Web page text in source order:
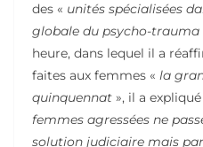
des « unités spécialisées
globale du psycho-trauma
heure, dans lequel il a
faites aux femmes « la
quinquennat », il a
femmes agressées ne
solution judiciaire mais